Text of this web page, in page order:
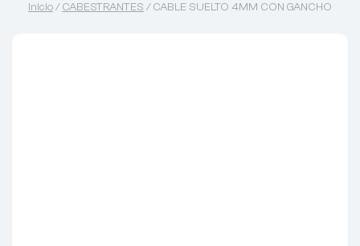
Inicio/CABESTRANTES / CABLE SUELTO 4MM CON GANCHO